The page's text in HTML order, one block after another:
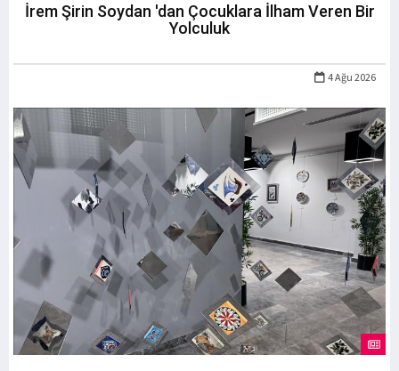
İrem Şirin Soydan 'dan Çocuklara İlham Veren Bir
Yolculuk
4 Ağu 2026